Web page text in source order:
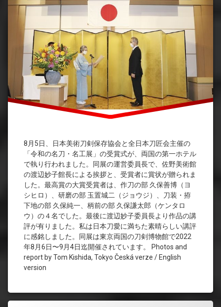
8月5日、日本美術刀剣保存協会と全日本刀匠会主催の
「令和の名刀・名工展」の受賞式が、両国の第一ホテル
で執り行われました。同展の運営委員長で、佐野美術館
の渡辺妙子館長による挨拶と、受賞者に賞状が贈られま
した。最高賞の大賞受賞者は、作刀の部 久保善博（ヨ
シヒロ）、研磨の部 玉置城二（ジョウジ）、刀装・拵
下地の部 久保純一、柄前の部 久保謙太郎（ケンタロ
ウ）の４名でした。最後に渡辺妙子委員長より作品の講
評が有りました。私は日本刀愛に満ちた素晴らしい講評
に感銘しました。同展は東京両国の刀剣博物館で2022
年8月6日〜9月4日迄開催されています。 Photos and
report by Tom Kishida, Tokyo Česká verze / English
version